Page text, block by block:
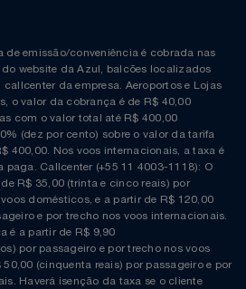
de emissão/conveniência é cobrada nas
website da Azul, balcões localizados
da empresa. Aeroportos e Lojas
o valor da cobrança é de R$ 40,00
com o valor total até R$ 400,00
(dez por cento) sobre o valor da tarifa
400,00. Nos voos internacionais, a taxa é
paga. Callcenter (+55 11 4003-1118): O
R$ 35,00 (trinta e cinco reais) por
domésticos, e a partir de R$ 120,00
e por trecho nos voos internacionais.
é a partir de R$ 9,90
por passageiro e por trecho nos voos
(cinquenta reais) por passageiro e por
Haverá isenção da taxa se o cliente